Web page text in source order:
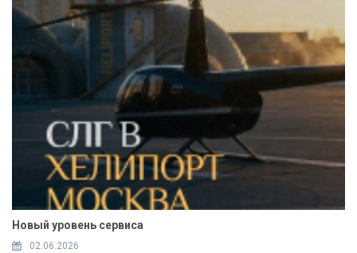
Новый уровень сервиса
02.06.2026